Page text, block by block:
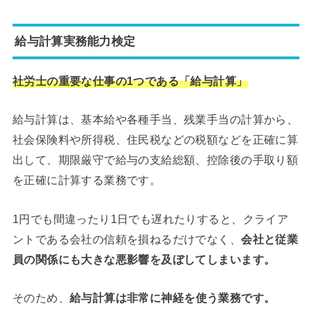
給与計算実務能力検定
社労士の重要な仕事の1つである「給与計算」
給与計算は、基本給や各種手当、残業手当の計算から、
社会保険料や所得税、住民税などの税額などを正確に算
出して、期限厳守で給与の支給総額、控除後の手取り額
を正確に計算する業務です。
1円でも間違ったり1日でも遅れたりすると、クライア
ントである会社の信頼を損ねるだけでなく、会社と従業
員の関係にも大きな悪影響を及ぼしてしまいます。
そのため、 給与計算は非常に神経を使う業務です。